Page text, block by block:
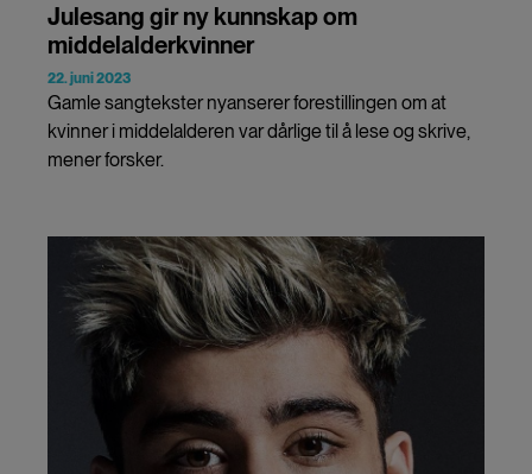
Julesang gir ny kunnskap om
middelalderkvinner
22. juni 2023
Gamle sangtekster nyanserer forestillingen om at
kvinner i middelalderen var dårlige til å lese og skrive,
mener forsker.